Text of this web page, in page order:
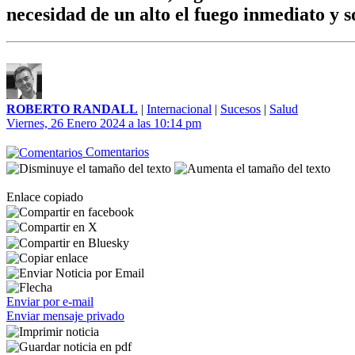
necesidad de un alto el fuego inmediato y
ROBERTO RANDALL | Internacional | Sucesos | Salud
Viernes, 26 Enero 2024 a las 10:14 pm
Comentarios
Enlace copiado
Enviar por e-mail
Enviar mensaje privado